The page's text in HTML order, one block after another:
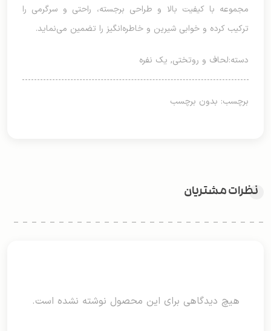
مجموعه با کیفیت بالا و طراحی برجسته، راحتی و سرگرمی را
ترکیب کرده و خوابی شیرین و خاطره‌انگیز را تضمین می‌نماید.
دسته:لحاف و روتختی, یک نفره
برچسب: بدون برچسب
نظرات مشتریان
هیچ دیدگاهی برای این محصول نوشته نشده است.